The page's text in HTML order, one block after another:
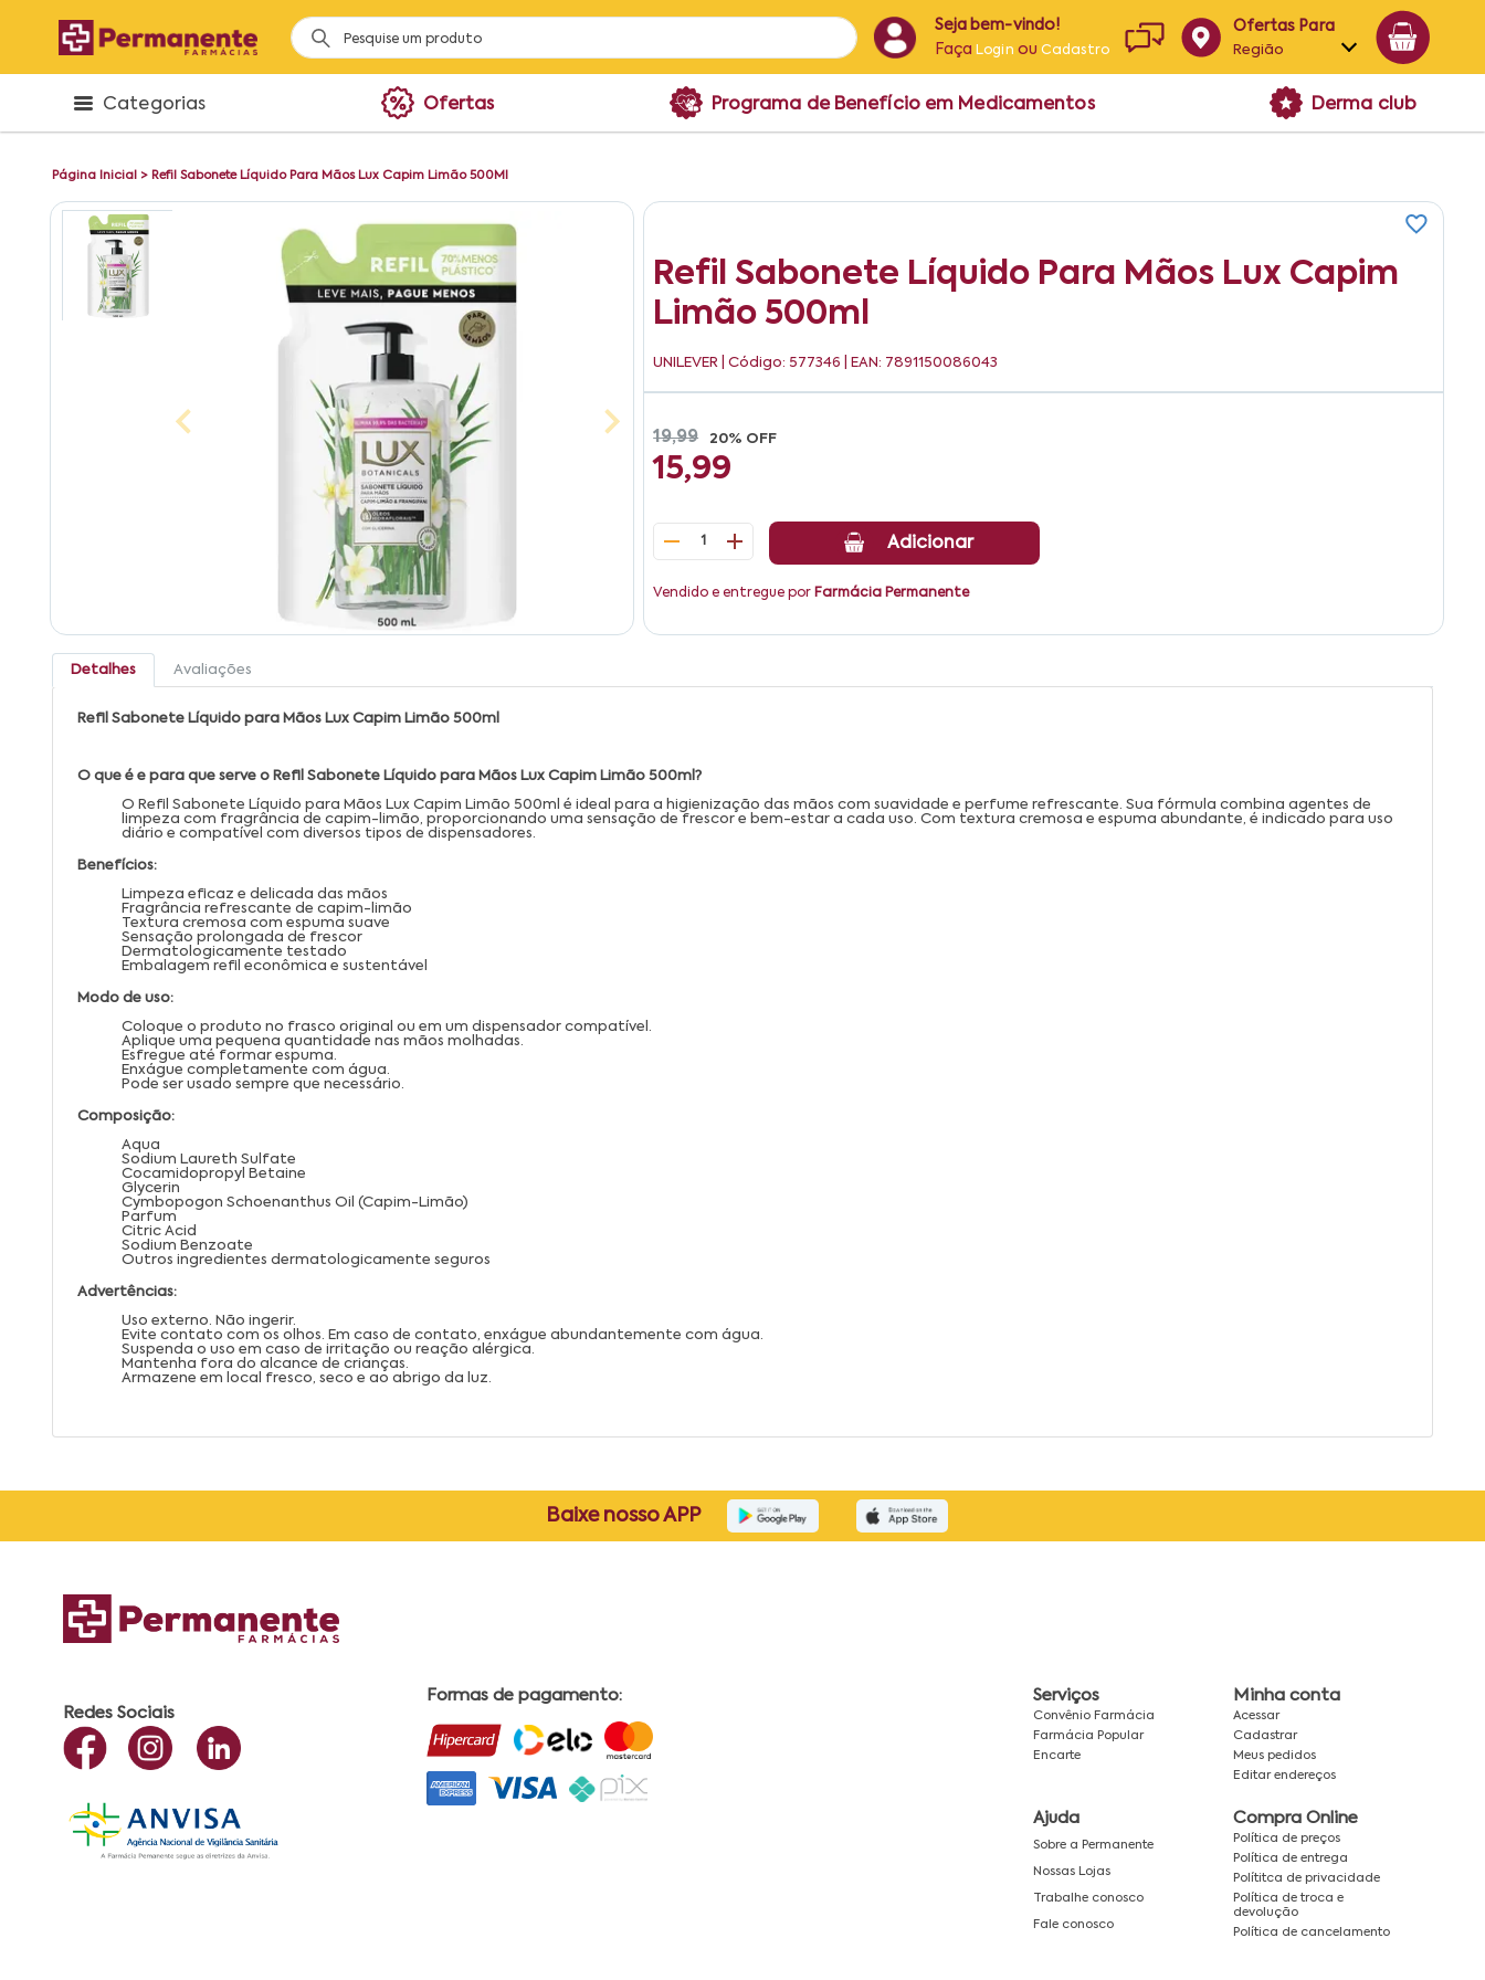
Seja bem-vindo!
Faça Login ouCadastro
Ofertas Para
Região
Alagoas
Categorias Ofertas Programa de Benefício em Medicamentos Derma club
Página Inicial > Refil Sabonete Líquido Para Mãos Lux Capim Limão 500Ml
Refil Sabonete Líquido Para Mãos Lux Capim
Limão 500ml
UNILEVER | Código: 577346 | EAN: 7891150086043
19,99 20% OFF
15,99
1 Adicionar
Vendido e entregue por Farmácia Permanente
Detalhes Avaliações
Refil Sabonete Líquido para Mãos Lux Capim Limão 500ml
O que é e para que serve o Refil Sabonete Líquido para Mãos Lux Capim Limão 500ml?
O Refil Sabonete Líquido para Mãos Lux Capim Limão 500ml é ideal para a higienização das mãos com suavidade e perfume refrescante. Sua fórmula combina agentes de
limpeza com fragrância de capim-limão, proporcionando uma sensação de frescor e bem-estar a cada uso. Com textura cremosa e espuma abundante, é indicado para uso
diário e compatível com diversos tipos de dispensadores.
Benefícios:
Limpeza eficaz e delicada das mãos
Fragrância refrescante de capim-limão
Textura cremosa com espuma suave
Sensação prolongada de frescor
Dermatologicamente testado
Embalagem refil econômica e sustentável
Modo de uso:
Coloque o produto no frasco original ou em um dispensador compatível.
Aplique uma pequena quantidade nas mãos molhadas.
Esfregue até formar espuma.
Enxágue completamente com água.
Pode ser usado sempre que necessário.
Composição:
Aqua
Sodium Laureth Sulfate
Cocamidopropyl Betaine
Glycerin
Cymbopogon Schoenanthus Oil (Capim-Limão)
Parfum
Citric Acid
Sodium Benzoate
Outros ingredientes dermatologicamente seguros
Advertências:
Uso externo. Não ingerir.
Evite contato com os olhos. Em caso de contato, enxágue abundantemente com água.
Suspenda o uso em caso de irritação ou reação alérgica.
Mantenha fora do alcance de crianças.
Armazene em local fresco, seco e ao abrigo da luz.
Baixe nosso APP
Redes Sociais
Formas de pagamento: Serviços
Convênio Farmácia
Farmácia Popular
Encarte
Minha conta
Acessar
Cadastrar
Meus pedidos
Editar endereços
Ajuda
Sobre a Permanente
Nossas Lojas
Trabalhe conosco
Fale conosco
Compra Online
Política de preços
Política de entrega
Polítitca de privacidade
Política de troca e
devolução
Política de cancelamento